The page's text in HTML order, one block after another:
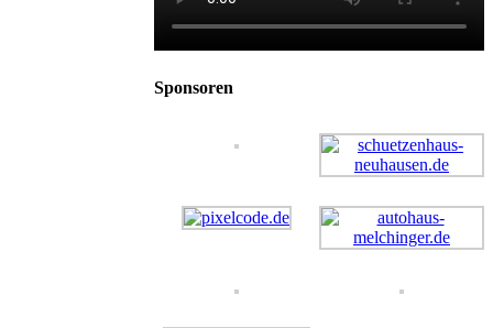
Sponsoren